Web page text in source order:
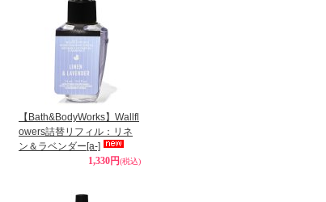
【Bath&BodyWorks】Wallfl
owers詰替リフィル：リネ
ン＆ラベンダー [a-]
1,330円(税込)